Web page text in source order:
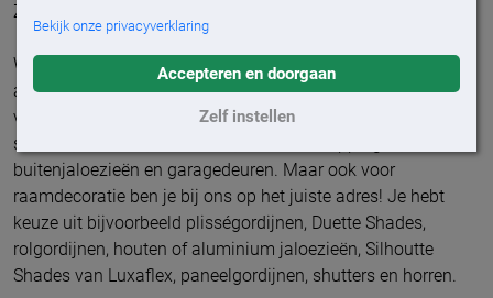
Bekijk onze privacyverklaring
Accepteren en doorgaan
Zelf instellen
Zwartewaterland.
Wij zijn de grootste specialist in zonwering met een mooi
assortiment van zonneschermen, textieldaken, pvc
vouwdaken, lamellendaken, serrezonwering, uitvalschermen
screens, rolluiken, markiezen, terrasoverkappingen,
buitenjaloezieën en garagedeuren. Maar ook voor
raamdecoratie ben je bij ons op het juiste adres! Je hebt
keuze uit bijvoorbeeld plisségordijnen, Duette Shades,
rolgordijnen, houten of aluminium jaloezieën, Silhoutte
Shades van Luxaflex, paneelgordijnen, shutters en horren.